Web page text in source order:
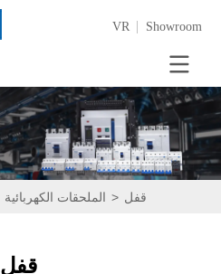
VR Showroom
الملحقات الكهربائية > قفل
قفل